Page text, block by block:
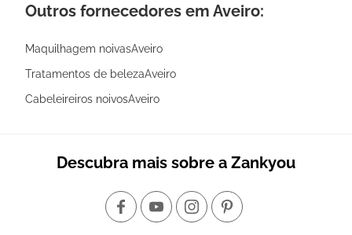
Outros fornecedores em Aveiro:
Maquilhagem noivasAveiro
Tratamentos de belezaAveiro
Cabeleireiros noivosAveiro
Descubra mais sobre a Zankyou